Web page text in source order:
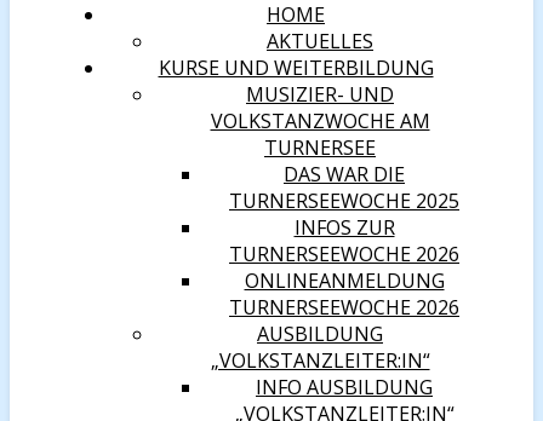
HOME
AKTUELLES
KURSE UND WEITERBILDUNG
MUSIZIER- UND
VOLKSTANZWOCHE AM
TURNERSEE
DAS WAR DIE
TURNERSEEWOCHE 2025
INFOS ZUR
TURNERSEEWOCHE 2026
ONLINEANMELDUNG
TURNERSEEWOCHE 2026
AUSBILDUNG
„VOLKSTANZLEITER:IN“
INFO AUSBILDUNG
„VOLKSTANZLEITER:IN“